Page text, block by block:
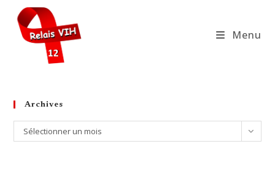
content
Menu
Archives
Archives
Sélectionner un mois